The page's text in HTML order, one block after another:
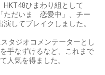
HKT48ひまわり組として
ただいま 恋愛中」、チー
してブレイクしました。
タジオコメンテーターとし
手なずけるなど、これまで
人気を得ました。